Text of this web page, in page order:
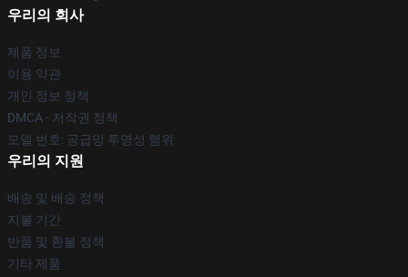
우리의 회사
제품 정보
이용 약관
개인 정보 정책
DMCA - 저작권 정책
모델 번호: 공급망 투명성 행위
우리의 지원
배송 및 배송 정책
지불 기간
반품 및 환불 정책
기타 제품